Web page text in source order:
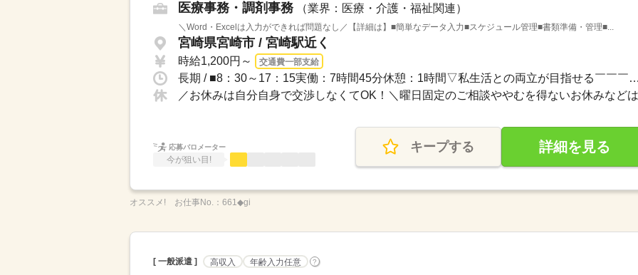
医療事務・調剤事務 （業界：医療・介護・福祉関連）
＼Word・Excelは入力ができれば問題なし／【詳細は】■簡単なデータ入力■スケジュール管理■書類準備・管理■...
宮崎県宮崎市 / 宮崎駅近く
時給1,200円～ 交通費一部支給
長期 / ■8：30～17：15実働：7時間45分休憩：1時間▽私生活との両立が目指せる￣￣￣￣...
／お休みは自分自身で交渉しなくてOK！＼曜日固定のご相談ややむを得ないお休みなど
応募バロメーター
今が狙い目!
キープする 詳細を見る
オススメ! お仕事No.： 661◆gi
[ 一般派遣 ] 高収入 年齢入力任意 ?